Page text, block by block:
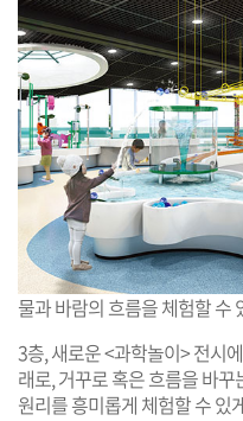
물과 바람의 흐름을 체험할 수
3층, 새로운 <과학놀이> 전시
래로, 거꾸로 혹은 흐름을 바
원리를 흥미롭게 체험할 수 있